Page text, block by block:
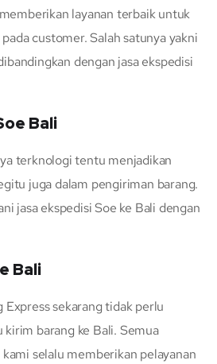
layanan terbaik untuk
customer. Salah satunya yakni
dengan jasa ekspedisi
Bali
terknologi tentu menjadikan
juga dalam pengiriman barang.
jasa ekspedisi Soe ke Bali dengan
Bali
Express sekarang tidak perlu
barang ke Bali. Semua
selalu memberikan pelayanan